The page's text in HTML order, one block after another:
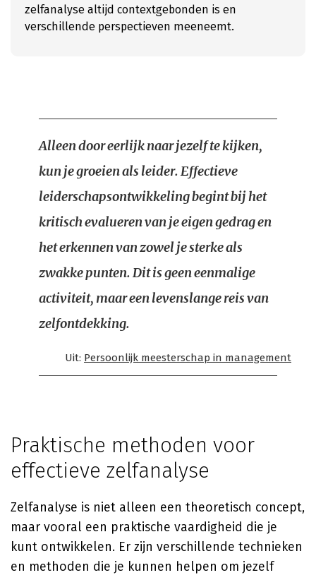
zelfanalyse altijd contextgebonden is en
verschillende perspectieven meeneemt.
Alleen door eerlijk naar jezelf te kijken,
kun je groeien als leider. Effectieve
leiderschapsontwikkeling begint bij het
kritisch evalueren van je eigen gedrag en
het erkennen van zowel je sterke als
zwakke punten. Dit is geen eenmalige
activiteit, maar een levenslange reis van
zelfontdekking.
Uit: Persoonlijk meesterschap in management
Praktische methoden voor
effectieve zelfanalyse
Zelfanalyse is niet alleen een theoretisch concept,
maar vooral een praktische vaardigheid die je
kunt ontwikkelen. Er zijn verschillende technieken
en methoden die je kunnen helpen om jezelf